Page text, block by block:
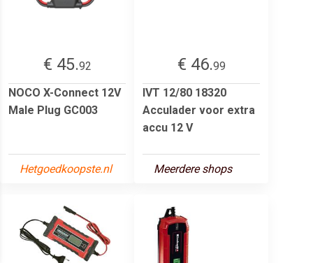
€ 45.92
NOCO X-Connect 12V
Male Plug GC003
Hetgoedkoopste.nl
€ 46.99
IVT 12/80 18320
Acculader voor extra
accu 12 V
Meerdere shops